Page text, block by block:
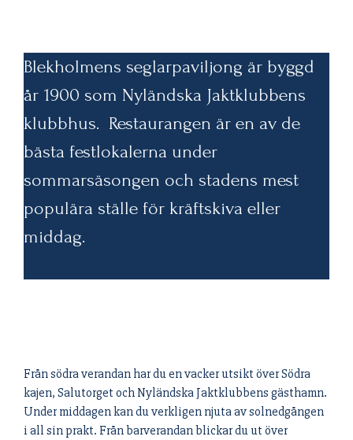
Blekholmens seglarpaviljong är byggd
år 1900 som Nyländska Jaktklubbens
klubbhus. Restaurangen är en av de
bästa festlokalerna under
sommarsäsongen och stadens mest
populära ställe för kräftskiva eller
middag.
Från södra verandan har du en vacker utsikt över Södra
kajen, Salutorget och Nyländska Jaktklubbens gästhamn.
Under middagen kan du verkligen njuta av solnedgången
i all sin prakt. Från barverandan blickar du ut över